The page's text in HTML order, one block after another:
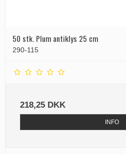
50 stk. Plum antiklys 25 cm
290-115
218,25 DKK
INFO